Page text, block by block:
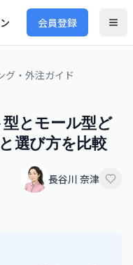
会員登録
グ・外注ガイド
とモール型ど
選び方を比較
長谷川 奈津